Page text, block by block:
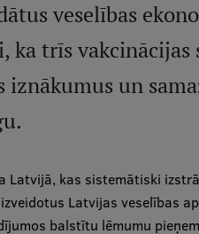
veselības
ka trīs vakcinācijas
iznākumus un
Latvijā, kas sistemātiski
Latvijas veselības
balstītu lēmumu